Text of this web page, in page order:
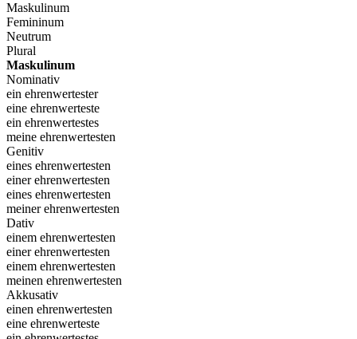
Maskulinum
Femininum
Neutrum
Plural
Maskulinum
Nominativ
ein ehrenwertester
eine ehrenwerteste
ein ehrenwertestes
meine ehrenwertesten
Genitiv
eines ehrenwertesten
einer ehrenwertesten
eines ehrenwertesten
meiner ehrenwertesten
Dativ
einem ehrenwertesten
einer ehrenwertesten
einem ehrenwertesten
meinen ehrenwertesten
Akkusativ
einen ehrenwertesten
eine ehrenwerteste